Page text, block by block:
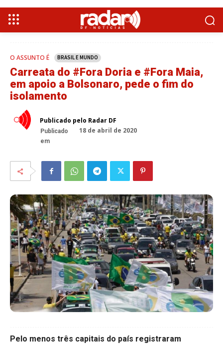
O ASSUNTO É BRASIL E MUNDO
Carreata do #Fora Doria e #Fora Maia,
em apoio a Bolsonaro, pede o fim do
isolamento
Publicado pelo Radar DF
Publicado
em
18 de abril de 2020
Pelo menos três capitais do país registraram